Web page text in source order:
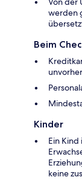
werden
Beim
Kinder
Ein Kind
keine